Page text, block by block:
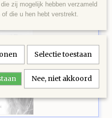
zij mogelijk hebben verzameld
die u hen hebt verstrekt.
Selectie toestaan
Nee, niet akkoord